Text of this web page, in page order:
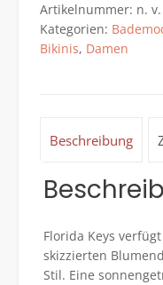
Halter
Plunge
Top
Artikelnummer: n. v.
Kategorien:
Bikinis, Damen
Beschreibung
Florida Keys
skizzierten
Stil. Eine